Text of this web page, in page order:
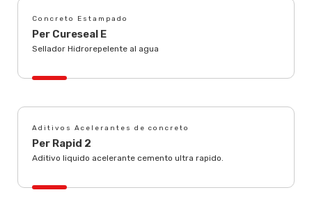
Concreto Estampado
Per Cureseal E
Sellador Hidrorepelente al agua
Aditivos Acelerantes de concreto
Per Rapid 2
Aditivo liquido acelerante cemento ultra rapido.